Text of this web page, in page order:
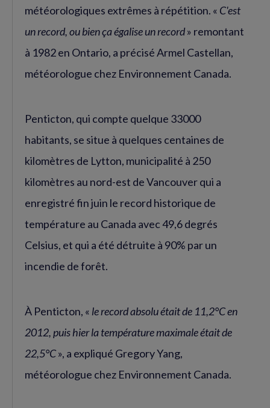
météorologiques extrêmes à répétition. « C'est
un record, ou bien ça égalise un record» remontant
à 1982 en Ontario, a précisé Armel Castellan,
météorologue chez Environnement Canada.
Penticton, qui compte quelque 33000
habitants, se situe à quelques centaines de
kilomètres de Lytton, municipalité à 250
kilomètres au nord-est de Vancouver qui a
enregistré fin juin le record historique de
température au Canada avec 49,6 degrés
Celsius, et qui a été détruite à 90% par un
incendie de forêt.
À Penticton, « le record absolu était de 11,2°C en
2012, puis hier la température maximale était de
22,5°C», a expliqué Gregory Yang,
météorologue chez Environnement Canada.